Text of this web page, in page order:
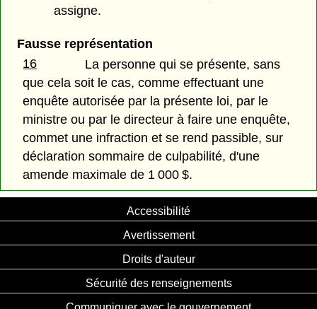
assigne.
Fausse représentation
16
La personne qui se présente, sans
que cela soit le cas, comme effectuant une
enquête autorisée par la présente loi, par le
ministre ou par le directeur à faire une enquête,
commet une infraction et se rend passible, sur
déclaration sommaire de culpabilité, d'une
amende maximale de 1 000 $.
Accessibilité
Avertissement
Droits d'auteur
Sécurité des renseignements